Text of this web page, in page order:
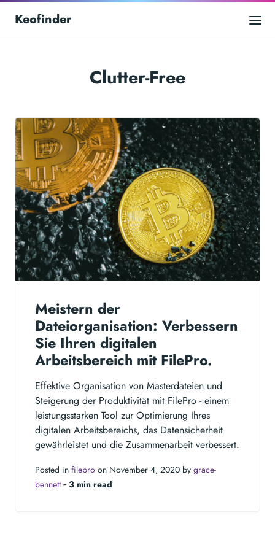
Keofinder
Clutter-Free
Meistern der
Dateiorganisation: Verbessern
Sie Ihren digitalen
Arbeitsbereich mit FilePro.
Effektive Organisation von Masterdateien und
Steigerung der Produktivität mit FilePro - einem
leistungsstarken Tool zur Optimierung Ihres
digitalen Arbeitsbereichs, das Datensicherheit
gewährleistet und die Zusammenarbeit verbessert.
Posted in filepro on November 4, 2020 by grace-
bennett‐ 3 min read